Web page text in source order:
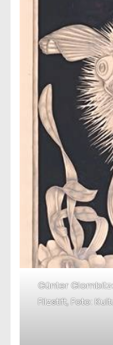
Günter
Filzstift, Foto: